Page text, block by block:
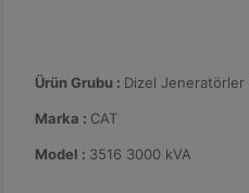
Ürün Grubu : Dizel Jeneratörler
Marka : CAT
Model : 3516 3000 kVA